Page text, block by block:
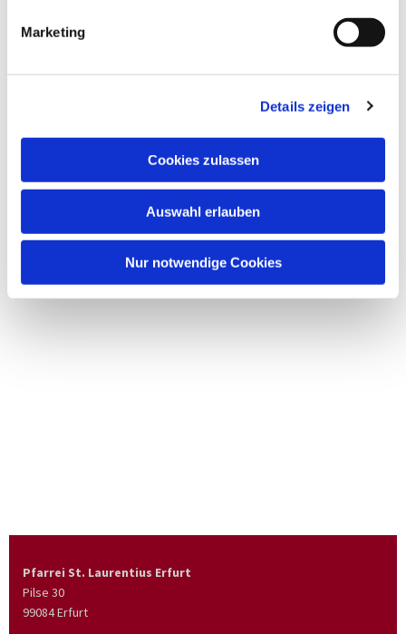
Marketing
Details zeigen
Cookies zulassen
Auswahl erlauben
Nur notwendige Cookies
Pfarrei St. Laurentius Erfurt
Pilse 30
99084 Erfurt